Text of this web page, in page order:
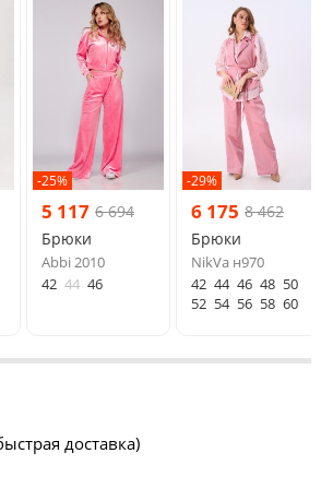
-25%
5 117 6 694
Брюки
Abbi 2010
42 44 46
-29%
6 175 8 462
Брюки
NikVa н970
42 44 46 48 50
52 54 56 58 60
доставка)